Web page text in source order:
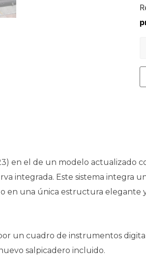
en el de un modelo actualizado
integrada. Este sistema integra
en una única estructura elegante
un cuadro de instrumentos
salpicadero incluido.